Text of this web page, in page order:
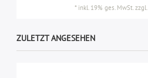
* inkl. 19% ges. MwSt. zzgl.
ZULETZT ANGESEHEN